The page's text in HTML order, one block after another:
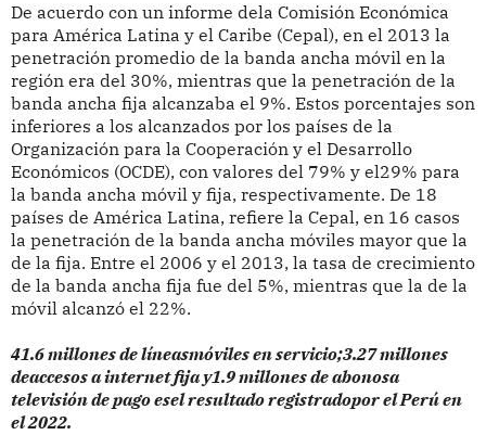
De acuerdo con un informe dela Comisión Económica
para América Latina y el Caribe (Cepal), en el 2013 la
penetración promedio de la banda ancha móvil en la
región era del 30%, mientras que la penetración de la
banda ancha fija alcanzaba el 9%. Estos porcentajes son
inferiores a los alcanzados por los países de la
Organización para la Cooperación y el Desarrollo
Económicos (OCDE), con valores del 79% y el29% para
la banda ancha móvil y fija, respectivamente. De 18
países de América Latina, refiere la Cepal, en 16 casos
la penetración de la banda ancha móviles mayor que la
de la fija. Entre el 2006 y el 2013, la tasa de crecimiento
de la banda ancha fija fue del 5%, mientras que la de la
móvil alcanzó el 22%.
41.6 millones de líneasmóviles en servicio;3.27 millones
deaccesos a internet fija y1.9 millones de abonosa
televisión de pago esel resultado registradopor el Perú en
el 2022.